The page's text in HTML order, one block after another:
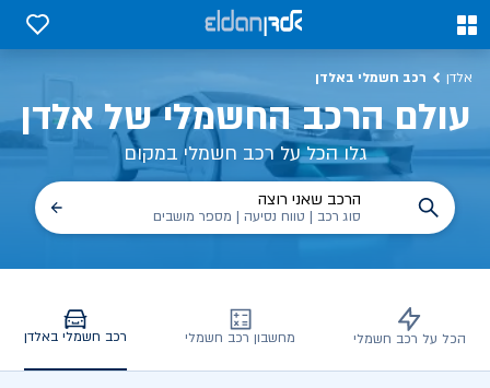
0
0
אלדן רכב חשמלי באלדן
עולם הרכב החשמלי של אלדן
גלו הכל על רכב חשמלי במקום
הרכב שאני רוצה
סוג רכב | טווח נסיעה | מספר מושבים
הכל על רכב חשמלי מחשבון רכב חשמלי רכב חשמלי באלדן
רכב חשמלי באלדן – דגמים, השוואות, פנלים